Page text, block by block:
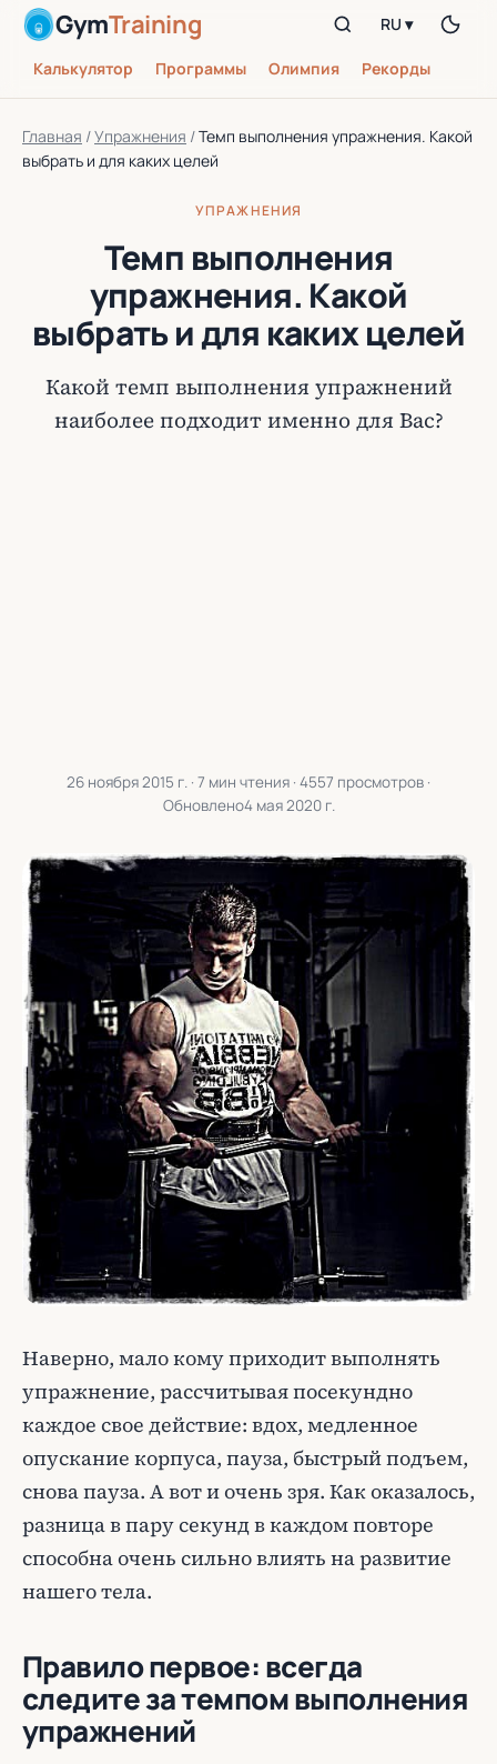
GymTraining
Калькулятор Программы Олимпия Рекорды
RU ▾
Главная /Упражнения /Темп выполнения упражнения. Какой
выбрать и для каких целей
УПРАЖНЕНИЯ
Темп выполнения
упражнения. Какой
выбрать и для каких целей
Какой темп выполнения упражнений
наиболее подходит именно для Вас?
26 ноября 2015 г. · 7 мин чтения · 4557 просмотров ·
Обновлено4 мая 2020 г.
Наверно, мало кому приходит выполнять
упражнение, рассчитывая посекундно
каждое свое действие: вдох, медленное
опускание корпуса, пауза, быстрый подъем,
снова пауза. А вот и очень зря. Как оказалось,
разница в пару секунд в каждом повторе
способна очень сильно влиять на развитие
нашего тела.
Правило первое: всегда
следите за темпом выполнения
упражнений